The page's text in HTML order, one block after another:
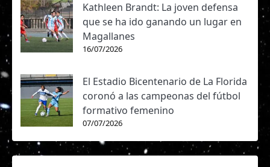
Kathleen Brandt: La joven defensa
que se ha ido ganando un lugar en
Magallanes
16/07/2026
El Estadio Bicentenario de La Florida
coronó a las campeonas del fútbol
formativo femenino
07/07/2026